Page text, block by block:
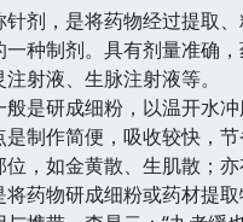
，是将药物经过提取、
一种制剂。具有剂量准确
注射液、生脉注射液等
是研成细粉，以温开水
制作简便，吸收较快，
，如金黄散、生肌散；
物研成细粉或药材提取